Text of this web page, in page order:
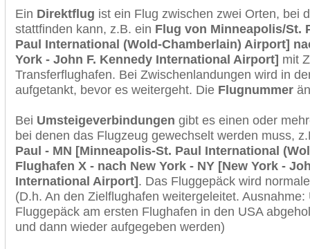
Ein Direktflug ist ein Flug zwischen zwei Orten, bei
stattfinden kann, z.B. ein Flug von Minneapolis/St.
Paul International (Wold-Chamberlain) Airport]
York - John F. Kennedy International Airport] mit
Transferflughafen. Bei Zwischenlandungen wird in
aufgetankt, bevor es weitergeht. Die Flugnummer
Bei Umsteigeverbindungen gibt es einen oder
bei denen das Flugzeug gewechselt werden muss,
Paul - MN [Minneapolis-St. Paul International
Flughafen X - nach New York - NY [New York -
International Airport]. Das Fluggepäck wird
(D.h. An den Zielflughafen weitergeleitet.
Fluggepäck am ersten Flughafen in den USA
und dann wieder aufgegeben werden)